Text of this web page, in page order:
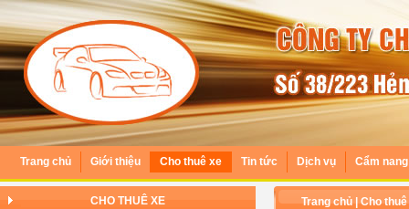
Trang chủ Giới thiệu Cho thuê xe Tin tức Dịch vụ Cẩm
CHO THUÊ XE Trang chủ|Cho